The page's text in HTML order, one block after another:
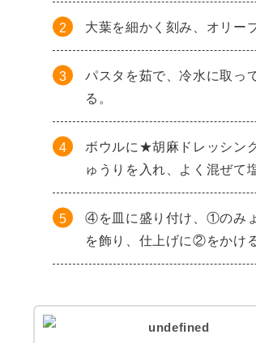
大葉を細かく刻み、オリー
パスタを茹で、冷水に取っ
る。
ボウルに★胡麻ドレッシン
ゅうりを入れ、よく混ぜて
④を皿に盛り付け、①のみ
を飾り、仕上げに②をかける
undefined